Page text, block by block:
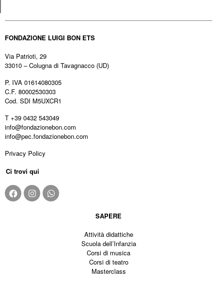
FONDAZIONE LUIGI BON ETS
Via Patrioti, 29
33010 – Colugna di Tavagnacco (UD)
P. IVA 01614080305
C.F. 80002530303
Cod. SDI M5UXCR1
T +39 0432 543049
info@fondazionebon.com
info@pec.fondazionebon.com
Privacy Policy
Ci trovi qui
SAPERE
Attività didattiche
Scuola dell’Infanzia
Corsi di musica
Corsi di teatro
Masterclass